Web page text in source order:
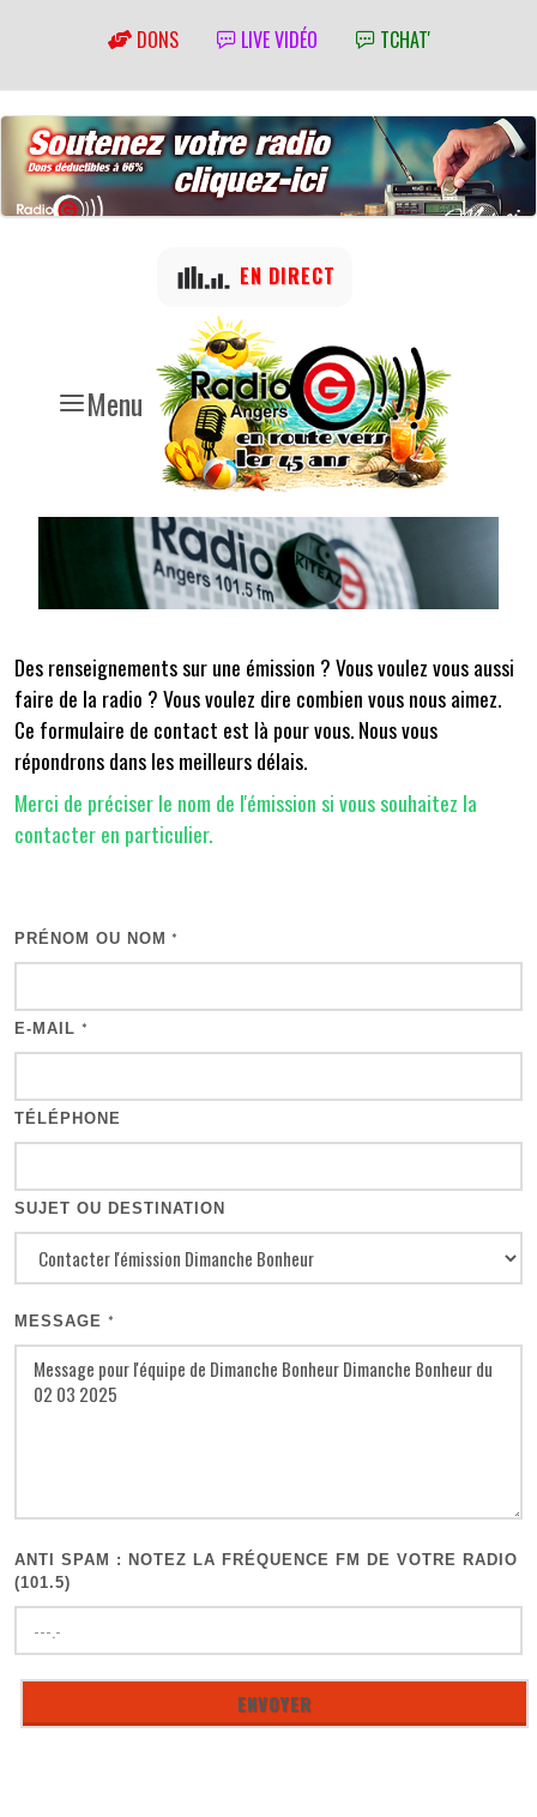
DONS LIVE VIDÉO TCHAT'
Menu
EN DIRECT
Des renseignements sur une émission ? Vous voulez vous aussi
faire de la radio ? Vous voulez dire combien vous nous aimez.
Ce formulaire de contact est là pour vous. Nous vous
répondrons dans les meilleurs délais.
Merci de préciser le nom de l'émission si vous souhaitez la
contacter en particulier.
PRÉNOM OU NOM *
E-MAIL *
TÉLÉPHONE
SUJET OU DESTINATION
MESSAGE *
ANTI SPAM : NOTEZ LA FRÉQUENCE FM DE VOTRE RADIO
(101.5)